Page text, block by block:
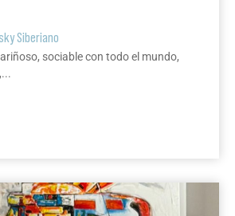
Siberiano
sociable con todo el mundo,